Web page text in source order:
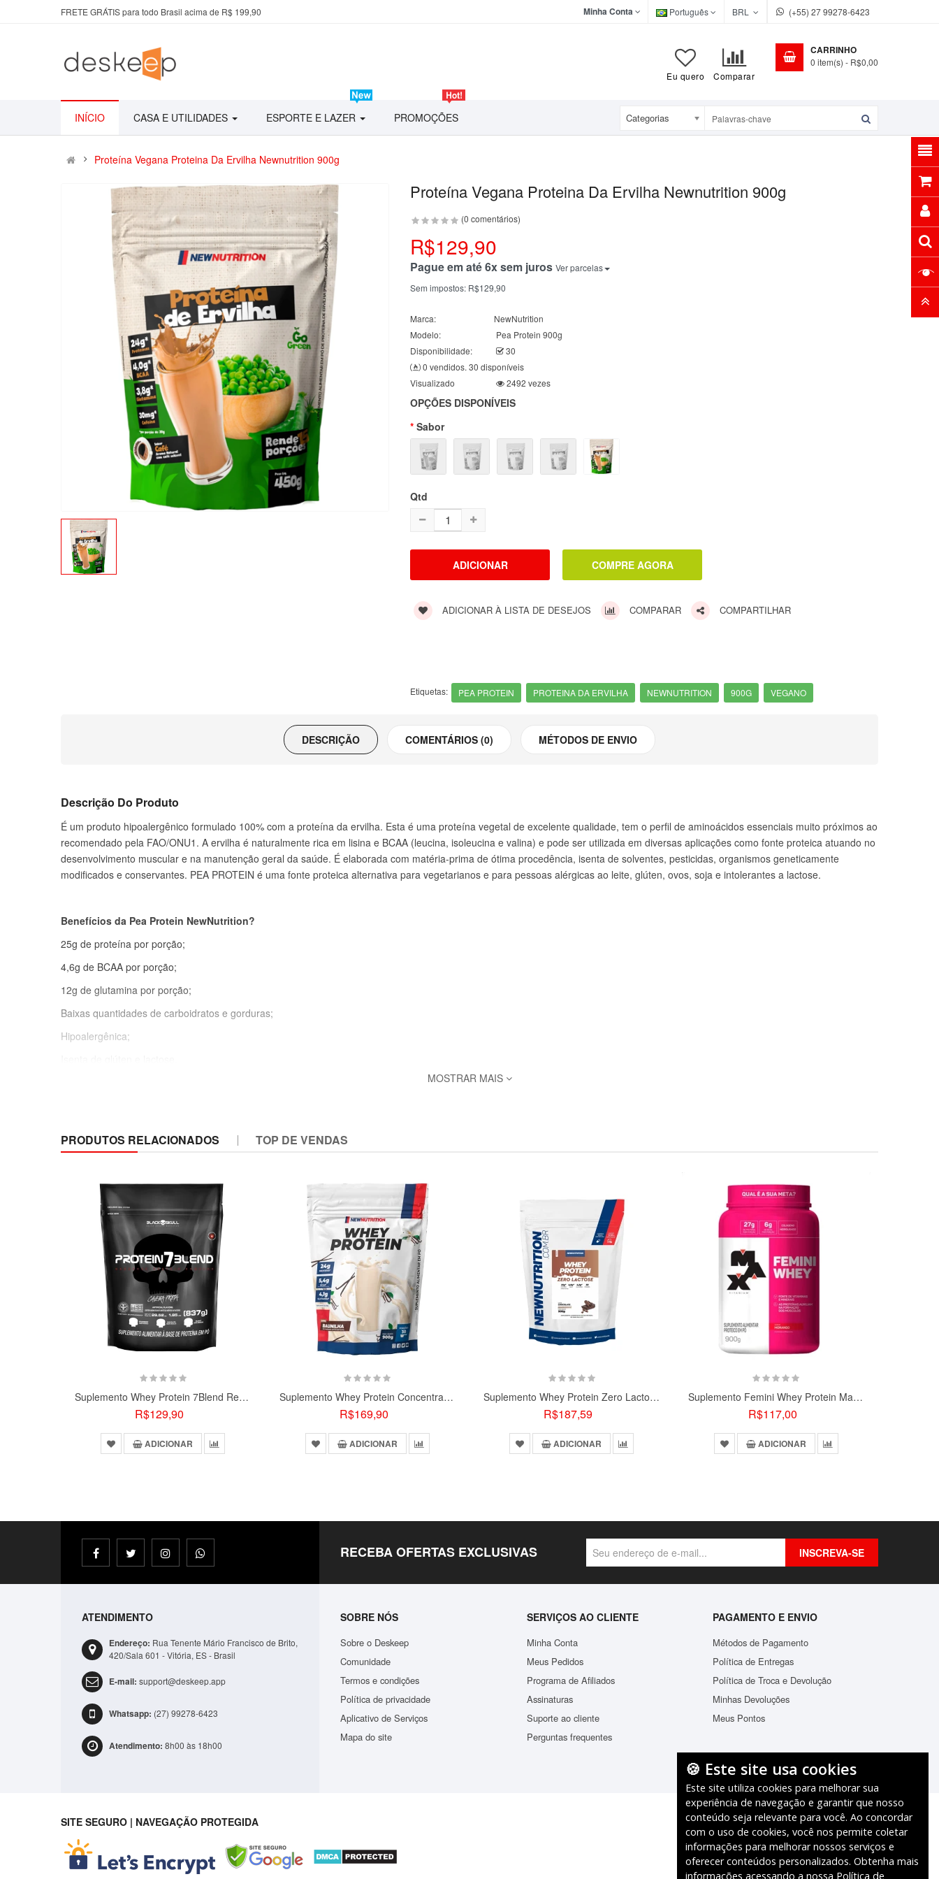
FRETE GRÁTIS para todo Brasil acima de R$ 199,90 (+55) 27 99278-6423
Minha Conta Português
Eu quero Comparar
CARRINHO
0 item(s) - R$0,00
INÍCIO CASA E UTILIDADES ESPORTE E LAZER PROMOÇÕES Categorias
Proteína Vegana Proteina Da Ervilha Newnutrition 900g
Proteína Vegana Proteina Da Ervilha Newnutrition 900g
(0 comentários)
R$129,90
Pague em até 6x sem juros Ver parcelas
Sem impostos: R$129,90
Marca:
NewNutrition
Modelo:
Pea Protein 900g
Disponibilidade:
30
0 vendidos. 30 disponíveis
Visualizado
2492 vezes
OPÇÕES DISPONÍVEIS
Sabor
Qtd
ADICIONAR À LISTA DE DESEJOS COMPARAR COMPARTILHAR
Etiquetas: PEA PROTEIN PROTEINA DA ERVILHA NEWNUTRITION 900G VEGANO
DESCRIÇÃO COMENTÁRIOS (0) MÉTODOS DE ENVIO
Descrição Do Produto
É um produto hipoalergênico formulado 100% com a proteína da ervilha. Esta é uma proteína vegetal de excelente qualidade, tem o perfil de aminoácidos essenciais muito próximos ao
recomendado pela FAO/ONU1. A ervilha é naturalmente rica em lisina e BCAA (leucina, isoleucina e valina) e pode ser utilizada em diversas aplicações como fonte proteica atuando no
desenvolvimento muscular e na manutenção geral da saúde. É elaborada com matéria-prima de ótima procedência, isenta de solventes, pesticidas, organismos geneticamente
modificados e conservantes. PEA PROTEIN é uma fonte proteica alternativa para vegetarianos e para pessoas alérgicas ao leite, glúten, ovos, soja e intolerantes a lactose.
Benefícios da Pea Protein NewNutrition?
25g de proteína por porção;
4,6g de BCAA por porção;
12g de glutamina por porção;
Baixas quantidades de carboidratos e gorduras;
Hipoalergênica;
ganho de massa muscular.
MOSTRAR MAIS
PRODUTOS RELACIONADOS TOP DE VENDAS
Suplemento Whey Protein 7Blend Refil Black Skull 837g
R$129,90
ADICIONAR
Suplemento Whey Protein Concentrado NewNutrition 900g
R$169,90
ADICIONAR
Suplemento Whey Protein Zero Lactose 900g
R$187,59
ADICIONAR
Suplemento Femini Whey Protein Max Titanium Pote De 900g
R$117,00
ADICIONAR
Bolsa Lateral Transversal Lisa Casual 3 Compartime.. Bolsa Feminina Tranversal Carteira De Mão Porta Ce.. Mochila Infantil Baby Bichinhos Estampas Variadas
R$74,28
ADICIONAR
RECEBA OFERTAS EXCLUSIVAS INSCREVA-SE
ATENDIMENTO
Endereço: Rua Tenente Mário Francisco de Brito,
420/Sala 601 - Vitória, ES - Brasil
E-mail: support@deskeep.app
Whatsapp: (27) 99278-6423
Atendimento: 8h00 às 18h00
SOBRE NÓS
Sobre o Deskeep
Comunidade
Termos e condições
Política de privacidade
Aplicativo de Serviços
Mapa do site
SERVIÇOS AO CLIENTE
Minha Conta
Meus Pedidos
Programa de Afiliados
Assinaturas
Suporte ao cliente
Perguntas frequentes
PAGAMENTO E ENVIO
Métodos de Pagamento
Política de Entregas
Política de Troca e Devolução
Minhas Devoluções
Meus Pontos
SITE SEGURO | NAVEGAÇÃO PROTEGIDA
🍪 Este site usa cookies
Este site utiliza cookies para melhorar sua
experiência de navegação e garantir que nosso
conteúdo seja relevante para você. Ao concordar
com o uso de cookies, você nos permite coletar
informações para melhorar nossos serviços e
oferecer conteúdos personalizados. Obtenha mais
informações acessando a nossa Política de